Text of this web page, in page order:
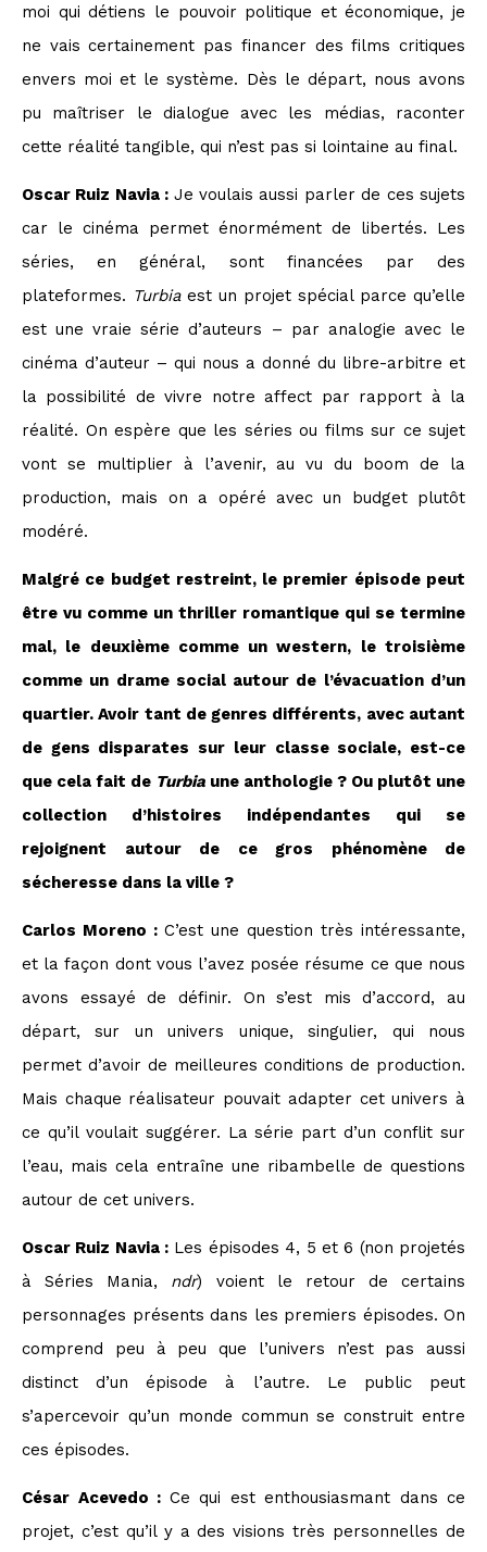
moi qui détiens le pouvoir politique et économique, je
ne vais certainement pas financer des films critiques
envers moi et le système. Dès le départ, nous avons
pu maîtriser le dialogue avec les médias, raconter
cette réalité tangible, qui n’est pas si lointaine au final.
Oscar Ruiz Navia : Je voulais aussi parler de ces sujets
car le cinéma permet énormément de libertés. Les
séries, en général, sont financées par des
plateformes. Turbiaest un projet spécial parce qu’elle
est une vraie série d’auteurs – par analogie avec le
cinéma d’auteur – qui nous a donné du libre-arbitre et
la possibilité de vivre notre affect par rapport à la
réalité. On espère que les séries ou films sur ce sujet
vont se multiplier à l’avenir, au vu du boom de la
production, mais on a opéré avec un budget plutôt
modéré.
Malgré ce budget restreint, le premier épisode peut
être vu comme un thriller romantique qui se termine
mal, le deuxième comme un western, le troisième
comme un drame social autour de l’évacuation d’un
quartier. Avoir tant de genres différents, avec autant
de gens disparates sur leur classe sociale, est-ce
que cela fait de Turbia une anthologie ? Ou plutôt une
collection d’histoires indépendantes qui se
rejoignent autour de ce gros phénomène de
sécheresse dans la ville ?
Carlos Moreno : C’est une question très intéressante,
et la façon dont vous l’avez posée résume ce que nous
avons essayé de définir. On s’est mis d’accord, au
départ, sur un univers unique, singulier, qui nous
permet d’avoir de meilleures conditions de production.
Mais chaque réalisateur pouvait adapter cet univers à
ce qu’il voulait suggérer. La série part d’un conflit sur
l’eau, mais cela entraîne une ribambelle de questions
autour de cet univers.
Oscar Ruiz Navia : Les épisodes 4, 5 et 6 (non projetés
à Séries Mania, ndr) voient le retour de certains
personnages présents dans les premiers épisodes. On
comprend peu à peu que l’univers n’est pas aussi
distinct d’un épisode à l’autre. Le public peut
s’apercevoir qu’un monde commun se construit entre
ces épisodes.
César Acevedo : Ce qui est enthousiasmant dans ce
projet, c’est qu’il y a des visions très personnelles de